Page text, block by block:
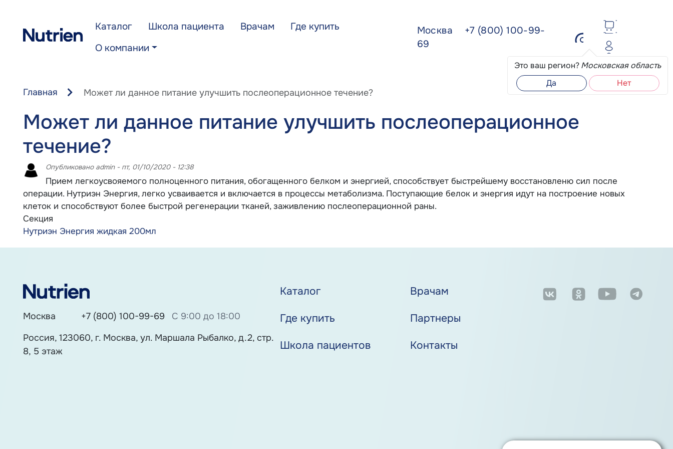
Каталог Школа пациента Врачам
Где купить
О компании
Москва
+7 (800) 100-99-
69
Это ваш регион?Московская область
Да
Нет
Главная Может ли данное питание улучшить послеоперационное течение?
Может ли данное питание улучшить послеоперационное
течение?
Опубликовано admin- пт, 01/10/2020 - 12:38
Прием легкоусвояемого полноценного питания, обогащенного белком и энергией, способствует быстрейшему восстановленю сил после
операции. Нутриэн Энергия, легко усваивается и включается в процессы метаболизма. Поступающие белок и энергия идут на построение новых
клеток и способствуют более быстрой регенерации тканей, заживлению послеоперационной раны.
Секция
Нутриэн Энергия жидкая 200мл
Москва +7 (800) 100-99-69
С 9:00 до 18:00
Россия, 123060, г. Москва, ул. Маршала Рыбалко, д.2, стр.
8, 5 этаж
Каталог Врачам
Где купить Партнеры
Школа пациентов Контакты